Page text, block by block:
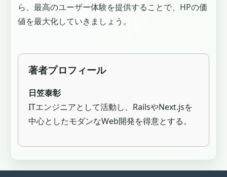
ら、最高のユーザー体験を提供することで、HPの価
値を最大化していきましょう。
著者プロフィール
日笠泰彰
ITエンジニアとして活動し、RailsやNext.jsを
中心としたモダンなWeb開発を得意とする。